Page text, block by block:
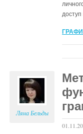
Ляна Бельды